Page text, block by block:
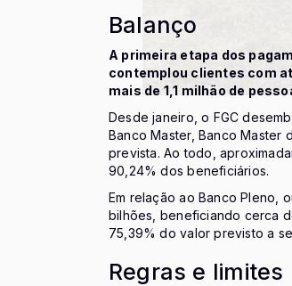
Balanço
A primeira etapa dos
contemplou clientes com
mais de 1,1 milhão de
Desde janeiro, o FGC
Banco Master, Banco Master
prevista. Ao todo,
90,24% dos beneficiários.
Em relação ao Banco Pleno,
bilhões, beneficiando cerca
75,39% do valor previsto a
Regras e limites